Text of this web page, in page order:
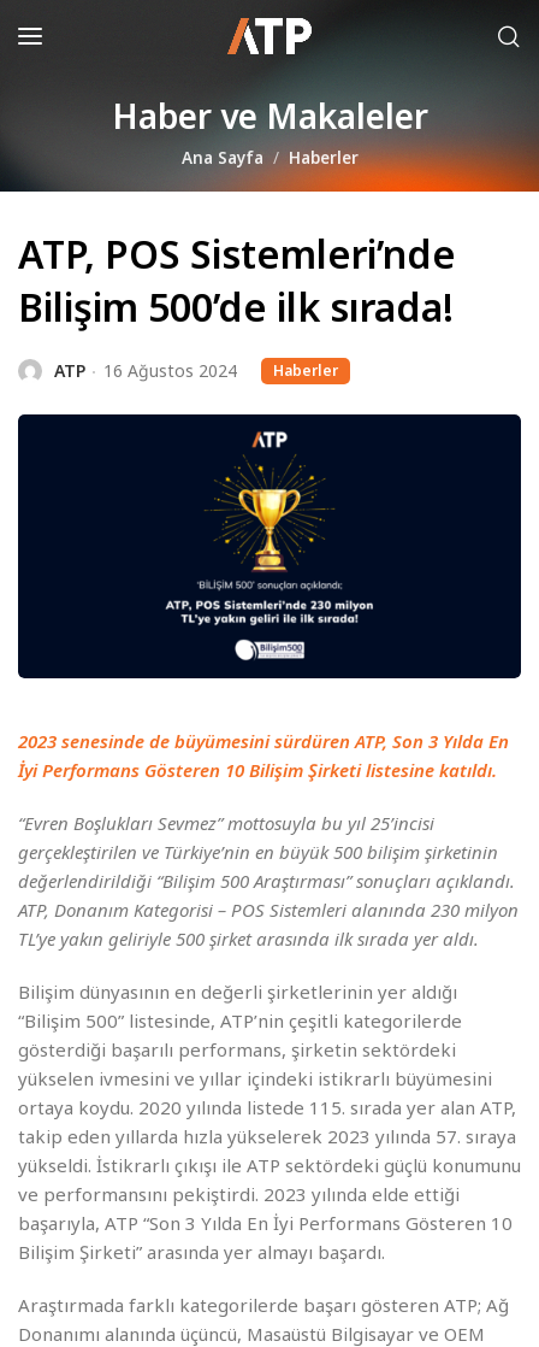
Haber ve Makaleler
Ana Sayfa Haberler
ATP, POS Sistemleri’nde
Bilişim 500’de ilk sırada!
ATP 16 Ağustos 2024 Haberler
2023 senesinde de büyümesini sürdüren ATP, Son 3 Yılda En
İyi Performans Gösteren 10 Bilişim Şirketi listesine katıldı.
“Evren Boşlukları Sevmez” mottosuyla bu yıl 25’incisi
gerçekleştirilen ve Türkiye’nin en büyük 500 bilişim şirketinin
değerlendirildiği “Bilişim 500 Araştırması” sonuçları açıklandı.
ATP, Donanım Kategorisi – POS Sistemleri alanında 230 milyon
TL’ye yakın geliriyle 500 şirket arasında ilk sırada yer aldı.
Bilişim dünyasının en değerli şirketlerinin yer aldığı
“Bilişim 500” listesinde, ATP’nin çeşitli kategorilerde
gösterdiği başarılı performans, şirketin sektördeki
yükselen ivmesini ve yıllar içindeki istikrarlı büyümesini
ortaya koydu. 2020 yılında listede 115. sırada yer alan ATP,
takip eden yıllarda hızla yükselerek 2023 yılında 57. sıraya
yükseldi. İstikrarlı çıkışı ile ATP sektördeki güçlü konumunu
ve performansını pekiştirdi. 2023 yılında elde ettiği
başarıyla, ATP “Son 3 Yılda En İyi Performans Gösteren 10
Bilişim Şirketi” arasında yer almayı başardı.
Araştırmada farklı kategorilerde başarı gösteren ATP; Ağ
Donanımı alanında üçüncü, Masaüstü Bilgisayar ve OEM